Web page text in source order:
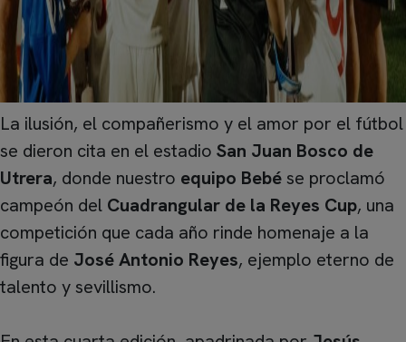
La ilusión, el compañerismo y el amor por el fútbol
se dieron cita en el estadio San Juan Bosco de
Utrera, donde nuestro equipo Bebé se proclamó
campeón del Cuadrangular de la Reyes Cup, una
competición que cada año rinde homenaje a la
figura de José Antonio Reyes, ejemplo eterno de
talento y sevillismo.